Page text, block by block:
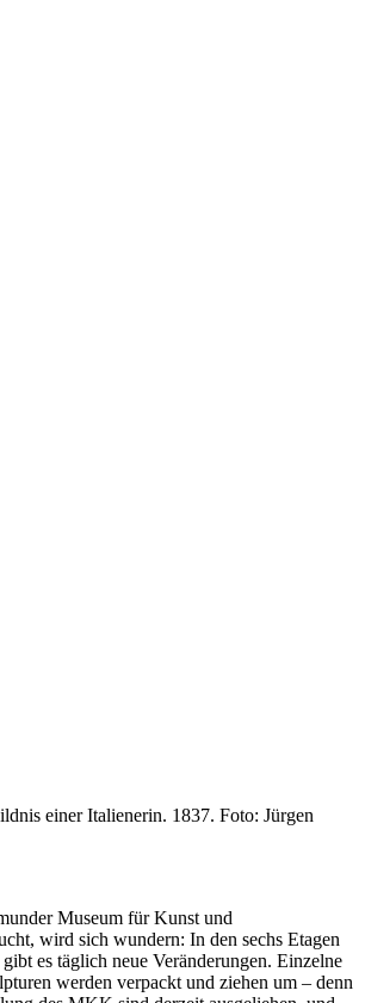
einer Italienerin. 1837. Foto: Jürgen
Museum für Kunst und
wird sich wundern: In den sechs Etagen
es täglich neue Veränderungen. Einzelne
werden verpackt und ziehen um – denn